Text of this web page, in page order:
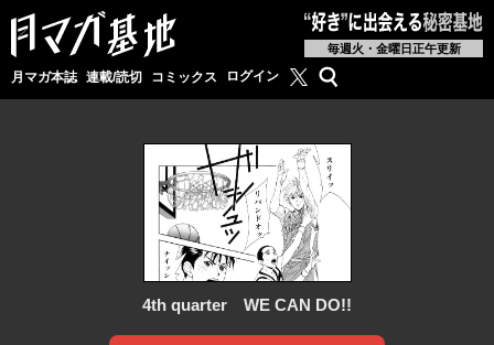
毎週火・金曜日正午更新
月マガ本誌 連載/読切 コミックス ログイン 月マガ基地公式X
検索
4th quarter WE CAN DO!!